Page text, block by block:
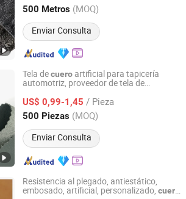
500 Metros (MOQ)
Enviar Consulta
Desde 2012
Tela decuero artificial para tapicería
automotriz, proveedor de tela de
cueroartificial de poliuretano,
artificial
US$ 0,99-1,45 / Pieza
500 Piezas (MOQ)
Enviar Consulta
and Export Co., Ltd.
Desde 2022
Resistencia al plegado, antiestático,
embosado, artificial, personalizado, cuero
Leather Co., Ltd.